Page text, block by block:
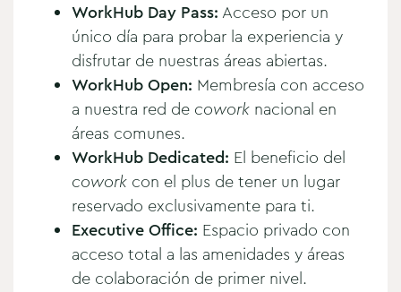
WorkHub Day Pass:Acceso por un
único día para probar la experiencia y
disfrutar de nuestras áreas abiertas.
WorkHub Open: Membresía con acceso
a nuestra red de cowork nacional en
áreas comunes.
WorkHub Dedicated: El beneficio del
cowork con el plus de tener un lugar
reservado exclusivamente para ti.
Executive Office: Espacio privado con
acceso total a las amenidades y áreas
de colaboración de primer nivel.